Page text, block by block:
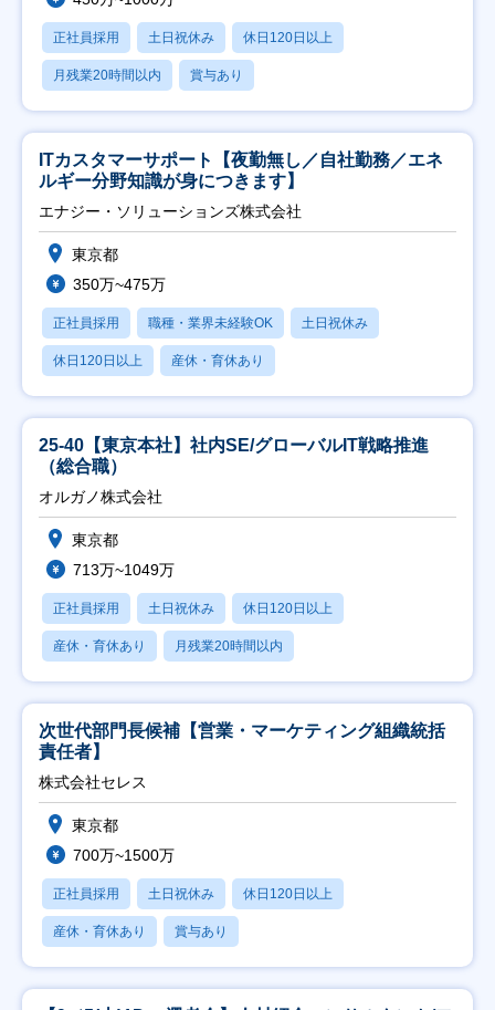
正社員採用 土日祝休み 休日120日以上
月残業20時間以内 賞与あり
ITカスタマーサポート【夜勤無し／自社勤務／エネ
ルギー分野知識が身につきます】
エナジー・ソリューションズ株式会社
東京都
350万~475万
正社員採用 職種・業界未経験OK 土日祝休み
休日120日以上 産休・育休あり
25-40【東京本社】社内SE/グローバルIT戦略推進
（総合職）
オルガノ株式会社
東京都
713万~1049万
正社員採用 土日祝休み 休日120日以上
産休・育休あり 月残業20時間以内
次世代部門長候補【営業・マーケティング組織統括
責任者】
株式会社セレス
東京都
700万~1500万
正社員採用 土日祝休み 休日120日以上
産休・育休あり 賞与あり